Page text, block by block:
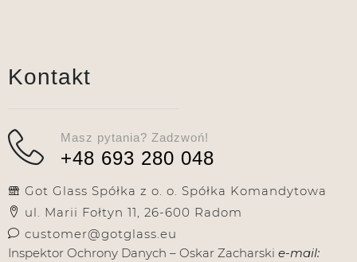
Kontakt
Masz pytania? Zadzwoń!
+48 693 280 048
Got Glass Spółka z o. o. Spółka Komandytowa
ul. Marii Fołtyn 11, 26-600 Radom
customer@gotglass.eu
Inspektor Ochrony Danych – Oskar Zacharski e-mail: